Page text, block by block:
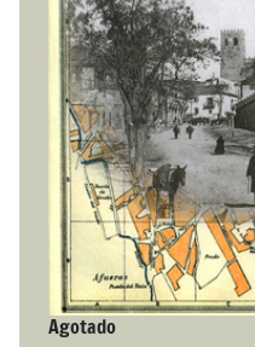
Agotado